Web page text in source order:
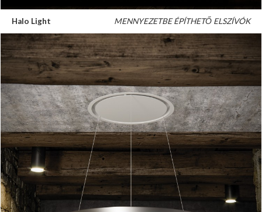
Halo Light MENNYEZETBE ÉPÍTHETŐ ELSZÍVÓK